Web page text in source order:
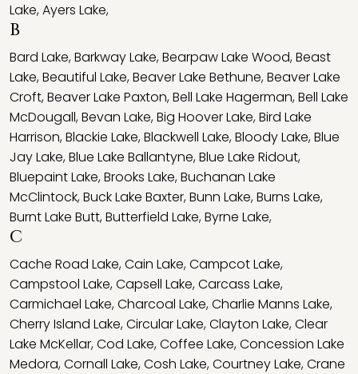
Lake,Ayers Lake,
B
Bard Lake,Barkway Lake,Bearpaw Lake Wood,Beast
Lake,Beautiful Lake,Beaver Lake Bethune,Beaver Lake
Croft,Beaver Lake Paxton,Bell Lake Hagerman,Bell Lake
McDougall,Bevan Lake,Big Hoover Lake,Bird Lake
Harrison,Blackie Lake,Blackwell Lake,Bloody Lake,Blue
Jay Lake,Blue Lake Ballantyne,Blue Lake Ridout,
Bluepaint Lake,Brooks Lake,Buchanan Lake
McClintock,Buck Lake Baxter,Bunn Lake,Burns Lake,
Burnt Lake Butt,Butterfield Lake,Byrne Lake,
C
Cache Road Lake,Cain Lake,Campcot Lake,
Campstool Lake,Capsell Lake,Carcass Lake,
Carmichael Lake,Charcoal Lake,Charlie Manns Lake,
Cherry Island Lake,Circular Lake,Clayton Lake,Clear
Lake McKellar,Cod Lake,Coffee Lake,Concession Lake
Medora,Cornall Lake,Cosh Lake,Courtney Lake,Crane